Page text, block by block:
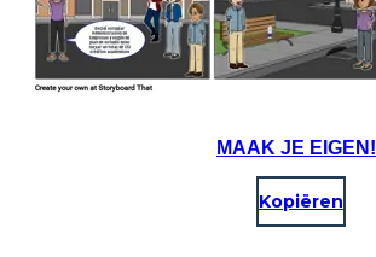
MAAK JE EIGEN!
Kopiëren